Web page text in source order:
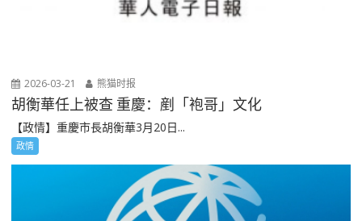
2026-03-21 熊猫时报
胡衡華任上被查 重慶：剷「袍哥」文化
【政情】重慶市長胡衡華3月20日...
政情